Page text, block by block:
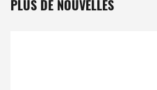
PLUS DE NOUVELLES